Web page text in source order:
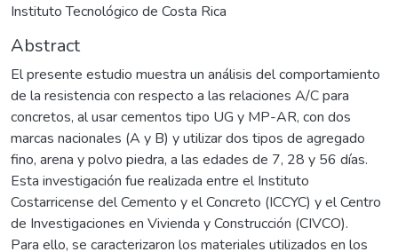
Instituto Tecnológico de Costa Rica
Abstract
El presente estudio muestra un análisis del comportamiento
de la resistencia con respecto a las relaciones A/C para
concretos, al usar cementos tipo UG y MP-AR, con dos
marcas nacionales (A y B) y utilizar dos tipos de agregado
fino, arena y polvo piedra, a las edades de 7, 28 y 56 días.
Esta investigación fue realizada entre el Instituto
Costarricense del Cemento y el Concreto (ICCYC) y el Centro
de Investigaciones en Vivienda y Construcción (CIVCO).
Para ello, se caracterizaron los materiales utilizados en los